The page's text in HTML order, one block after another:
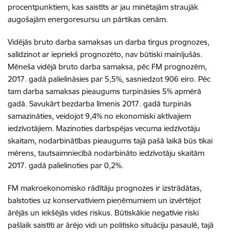
procentpunktiem, kas saistīts ar jau minētajām straujāk
augošajām energoresursu un pārtikas cenām.
Vidējās bruto darba samaksas un darba tirgus prognozes,
salīdzinot ar iepriekš prognozēto, nav būtiski mainījušās.
Mēneša vidējā bruto darba samaksa, pēc FM prognozēm,
2017. gadā palielināsies par 5,5%, sasniedzot 906 eiro. Pēc
tam darba samaksas pieaugums turpināsies 5% apmērā
gadā. Savukārt bezdarba līmenis 2017. gadā turpinās
samazināties, veidojot 9,4% no ekonomiski aktīvajiem
iedzīvotājiem. Mazinoties darbspējas vecuma iedzīvotāju
skaitam, nodarbinātības pieaugums tajā pašā laikā būs tikai
mērens, tautsaimniecībā nodarbināto iedzīvotāju skaitām
2017. gadā palielinoties par 0,2%.
FM makroekonomisko rādītāju prognozes ir izstrādātas,
balstoties uz konservatīviem pieņēmumiem un izvērtējot
ārējās un iekšējās vides riskus. Būtiskākie negatīvie riski
pašlaik saistīti ar ārējo vidi un politisko situāciju pasaulē, tajā